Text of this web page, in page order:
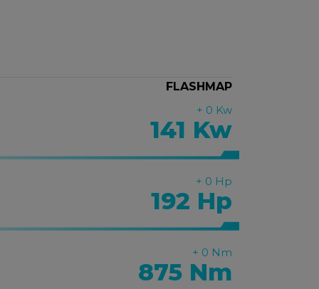
FLASHMAP
+ 0 Kw
141 Kw
+ 0 Hp
192 Hp
+ 0 Nm
875 Nm